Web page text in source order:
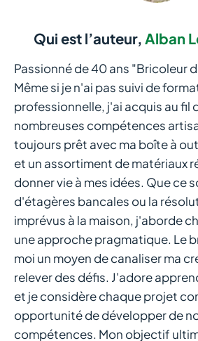
Qui est l’auteur,Alban
Passionné de 40 ans "Bricoleur
Même si je n'ai pas suivi de
professionnelle, j'ai acquis au fil
nombreuses compétences
toujours prêt avec ma boîte à
et un assortiment de matériaux
donner vie à mes idées. Que ce
d'étagères bancales ou la
imprévus à la maison, j'aborde
une approche pragmatique. Le
moi un moyen de canaliser ma
relever des défis. J'adore
et je considère chaque projet
opportunité de développer de
compétences. Mon objectif